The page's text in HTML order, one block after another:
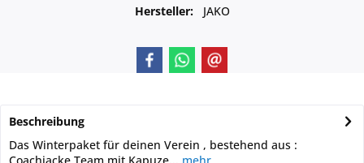
Hersteller:
JAKO
Beschreibung
Das Winterpaket für deinen Verein , bestehend aus :